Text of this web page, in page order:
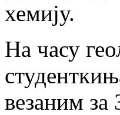
хемију.
На часу
везаним